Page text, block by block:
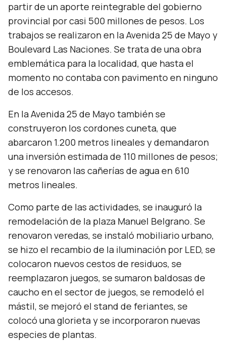
partir de un aporte reintegrable del gobierno
provincial por casi 500 millones de pesos. Los
trabajos se realizaron en la Avenida 25 de Mayo y
Boulevard Las Naciones. Se trata de una obra
emblemática para la localidad, que hasta el
momento no contaba con pavimento en ninguno
de los accesos.
En la Avenida 25 de Mayo también se
construyeron los cordones cuneta, que
abarcaron 1.200 metros lineales y demandaron
una inversión estimada de 110 millones de pesos;
y se renovaron las cañerías de agua en 610
metros lineales.
Como parte de las actividades, se inauguró la
remodelación de la plaza Manuel Belgrano. Se
renovaron veredas, se instaló mobiliario urbano,
se hizo el recambio de la iluminación por LED, se
colocaron nuevos cestos de residuos, se
reemplazaron juegos, se sumaron baldosas de
caucho en el sector de juegos, se remodeló el
mástil, se mejoró el stand de feriantes, se
colocó una glorieta y se incorporaron nuevas
especies de plantas.